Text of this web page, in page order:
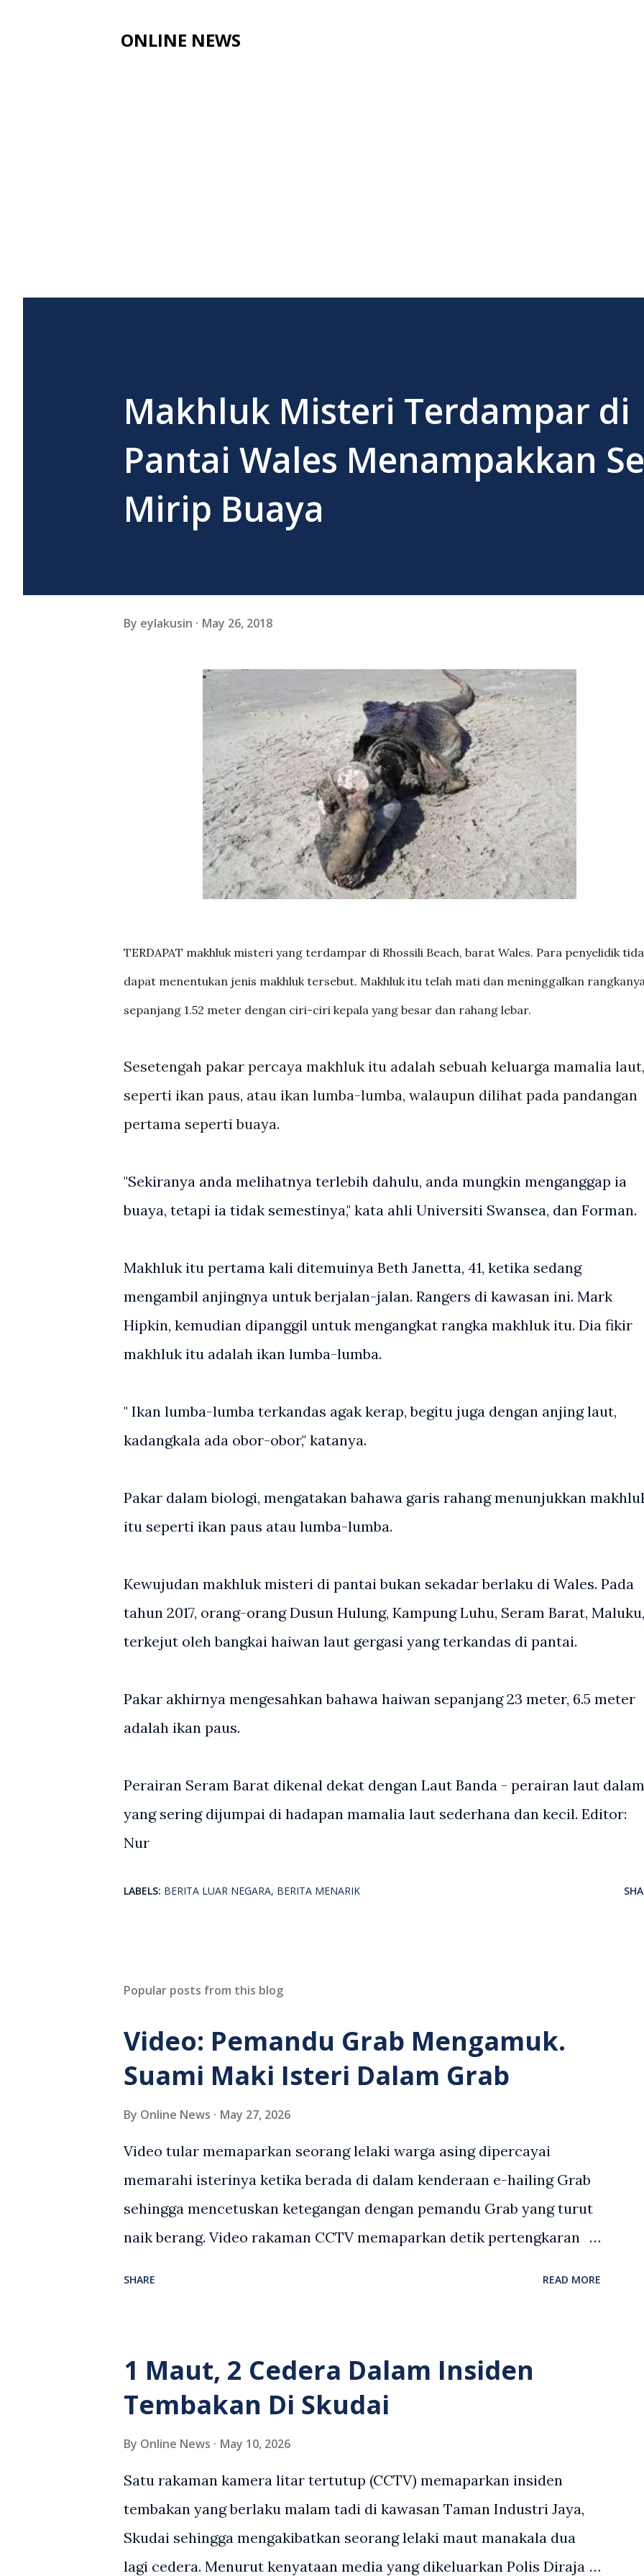
ONLINE NEWS
Makhluk Misteri Terdampar di
Pantai Wales Menampakkan
Mirip Buaya
By eylakusin May 26, 2018
TERDAPAT makhluk misteri yang terdampar di Rhossili Beach, barat Wales. Para penyelidik
dapat menentukan jenis makhluk tersebut. Makhluk itu telah mati dan meninggalkan
sepanjang 1.52 meter dengan ciri-ciri kepala yang besar dan rahang lebar.
Sesetengah pakar percaya makhluk itu adalah sebuah keluarga mamalia laut,
seperti ikan paus, atau ikan lumba-lumba, walaupun dilihat pada pandangan
pertama seperti buaya.
"Sekiranya anda melihatnya terlebih dahulu, anda mungkin menganggap ia
buaya, tetapi ia tidak semestinya," kata ahli Universiti Swansea, dan Forman.
Makhluk itu pertama kali ditemuinya Beth Janetta, 41, ketika sedang
mengambil anjingnya untuk berjalan-jalan. Rangers di kawasan ini. Mark
Hipkin, kemudian dipanggil untuk mengangkat rangka makhluk itu. Dia fikir
makhluk itu adalah ikan lumba-lumba.
" Ikan lumba-lumba terkandas agak kerap, begitu juga dengan anjing laut,
kadangkala ada obor-obor," katanya.
Pakar dalam biologi, mengatakan bahawa garis rahang menunjukkan
itu seperti ikan paus atau lumba-lumba.
Kewujudan makhluk misteri di pantai bukan sekadar berlaku di Wales. Pada
tahun 2017, orang-orang Dusun Hulung, Kampung Luhu, Seram Barat, Maluku,
terkejut oleh bangkai haiwan laut gergasi yang terkandas di pantai.
Pakar akhirnya mengesahkan bahawa haiwan sepanjang 23 meter, 6.5 meter
adalah ikan paus.
Perairan Seram Barat dikenal dekat dengan Laut Banda - perairan laut dalam
yang sering dijumpai di hadapan mamalia laut sederhana dan kecil. Editor:
Nur
LABELS: BERITA LUAR NEGARA BERITA MENARIK
Popular posts from this blog
Video: Pemandu Grab Mengamuk.
Suami Maki Isteri Dalam Grab
By Online News May 27, 2026
Video tular memaparkan seorang lelaki warga asing dipercayai
memarahi isterinya ketika berada di dalam kenderaan e-hailing Grab
sehingga mencetuskan ketegangan dengan pemandu Grab yang turut
naik berang. Video rakaman CCTV memaparkan detik pertengkaran
wanita terbabit sebelum berlaku pertikaman lidah antara kedua-dua
pihak. Video berkenaan kini tular di media sosial dan mendapat
pelbagai reaksi orang ramai. Antara komen orang awam yang tular di
SHARE READ MORE
1 Maut, 2 Cedera Dalam Insiden
Tembakan Di Skudai
By Online News May 10, 2026
Satu rakaman kamera litar tertutup (CCTV) memaparkan insiden
tembakan yang berlaku malam tadi di kawasan Taman Industri Jaya,
Skudai sehingga mengakibatkan seorang lelaki maut manakala dua
lagi cedera. Menurut kenyataan media yang dikeluarkan Polis Diraja